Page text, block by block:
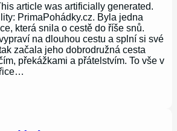
article was artificially generated.
PrimaPohádky.cz. Byla jedna
která snila o cestě do říše snů.
na dlouhou cestu a splní si své
začala jeho dobrodružná cesta
překážkami a přátelstvím. To vše v